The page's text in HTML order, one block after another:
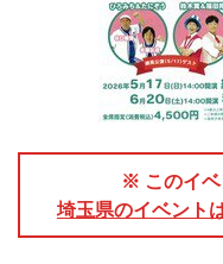
※ このイベ
埼玉県のイベント